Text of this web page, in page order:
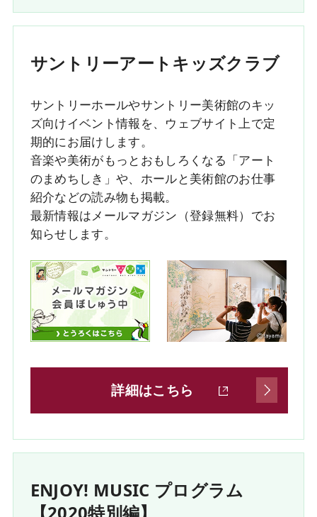
サントリーアートキッズクラブ
サントリーホールやサントリー美術館のキッ
ズ向けイベント情報を、ウェブサイト上で定
期的にお届けします。
音楽や美術がもっとおもしろくなる「アート
のまめちしき」や、ホールと美術館のお仕事
紹介などの読み物も掲載。
最新情報はメールマガジン（登録無料）でお
知らせします。
詳細はこちら
ENJOY! MUSIC プログラム